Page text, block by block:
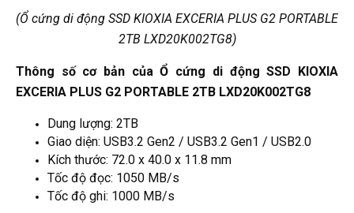
(Ổ cứng di động SSD KIOXIA EXCERIA PLUS G2 PORTABLE
2TB LXD20K002TG8)
Thông số cơ bản của Ổ cứng di động SSD KIOXIA
EXCERIA PLUS G2 PORTABLE 2TB LXD20K002TG8
Dung lượng: 2TB
Giao diện: USB3.2 Gen2 / USB3.2 Gen1 / USB2.0
Kích thước: 72.0 x 40.0 x 11.8 mm
Tốc độ đọc: 1050 MB/s
Tốc độ ghi: 1000 MB/s